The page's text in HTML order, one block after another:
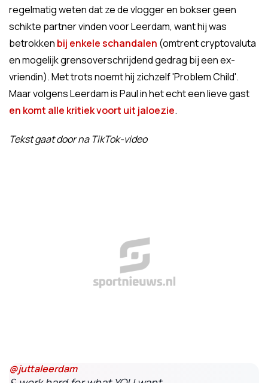
regelmatig weten dat ze de vlogger en bokser geen
schikte partner vinden voor Leerdam, want hij was
betrokken bij enkele schandalen (omtrent cryptovaluta
en mogelijk grensoverschrijdend gedrag bij een ex-
vriendin). Met trots noemt hij zichzelf 'Problem Child'.
Maar volgens Leerdam is Paul in het echt een lieve gast
en komt alle kritiek voort uit jaloezie.
Tekst gaat door na TikTok-video
@juttaleerdam